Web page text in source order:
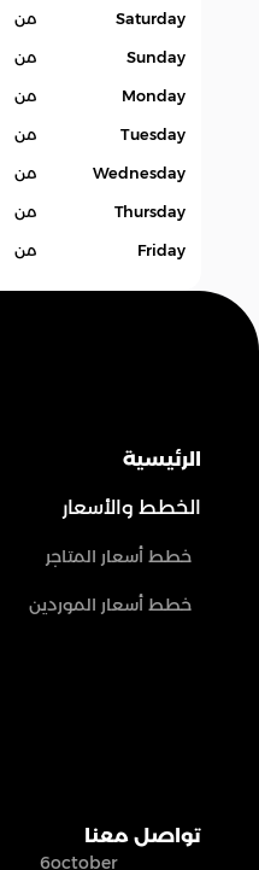
Saturday من
Sunday من
Monday من
Tuesday من
Wednesday من
Thursday من
Friday من
الرئيسية
الخطط والأسعار
خطط أسعار المتاجر
خطط أسعار الموردين
تواصل معنا
6october